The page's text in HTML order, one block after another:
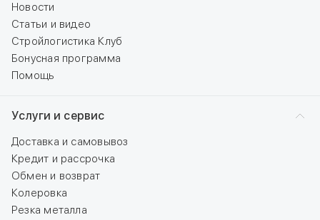
Новости
Статьи и видео
Стройлогистика Клуб
Бонусная программа
Помощь
Услуги и сервис
Доставка и самовывоз
Кредит и рассрочка
Обмен и возврат
Колеровка
Резка металла